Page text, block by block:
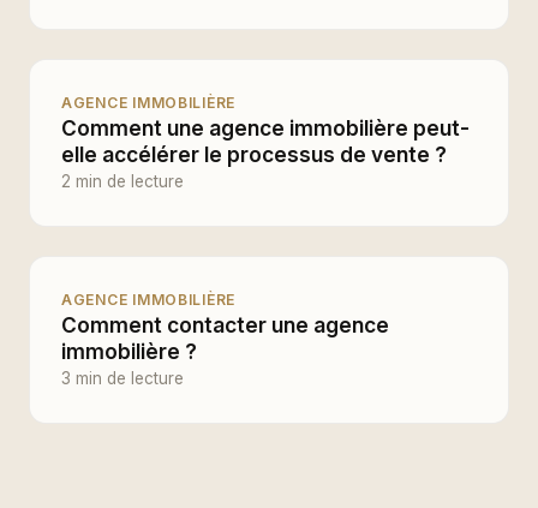
AGENCE IMMOBILIÈRE
Comment une agence immobilière peut-
elle accélérer le processus de vente ?
2 min de lecture
AGENCE IMMOBILIÈRE
Comment contacter une agence
immobilière ?
3 min de lecture